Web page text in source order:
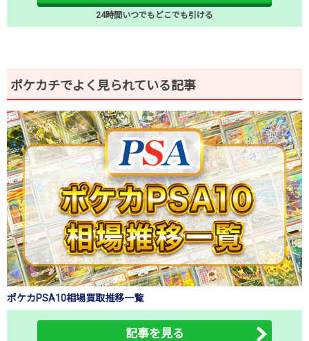
24時間いつでもどこでも引ける
ポケカチでよく見られている記事
ポケカPSA10相場買取推移一覧
記事を見る